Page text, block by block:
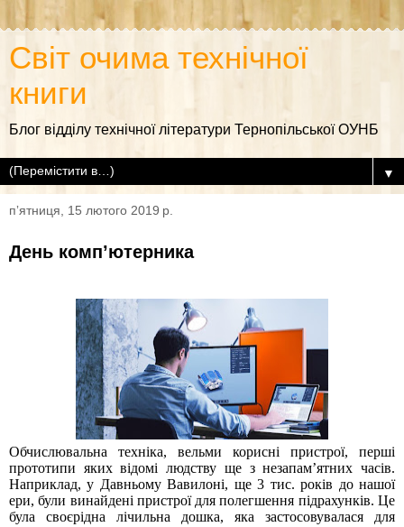
Світ очима технічної
книги
Блог відділу технічної літератури Тернопільської ОУНБ
▼
пʼятниця, 15 лютого 2019 р.
День комп’ютерника
Обчислювальна техніка, вельми корисні пристрої, перші
прототипи яких відомі людству ще з незапам’ятних часів.
Наприклад, у Давньому Вавилоні, ще 3 тис. років до нашої
ери, були винайдені пристрої для полегшення підрахунків. Це
була своєрідна лічильна дошка, яка застосовувалася для